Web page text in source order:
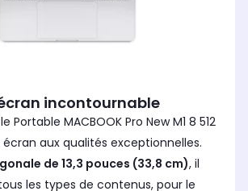
incontournable
Portable MACBOOK Pro New M1 8 512
aux qualités exceptionnelles.
de 13,3 pouces (33,8 cm), il
les types de contenus, pour le